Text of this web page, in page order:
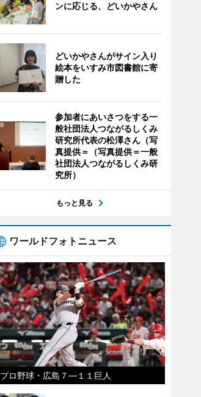
ンに応じる、どいかやさん
どいかやさんがサイン入り
絵本をいすみ市図書館に寄
贈した
参加者にあいさつをする一
般社団法人つながるしくみ
研究所代表の松澤さん（写
真提供＝（写真提供＝一般
社団法人つながるしくみ研
究所）
もっと見る
ワールドフォトニュース
プロ野球・広島７―１１巨人